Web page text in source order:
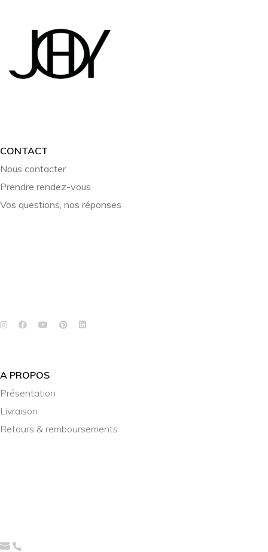
CONTACT
Nous contacter
Prendre rendez-vous
Vos questions, nos réponses
A PROPOS
Présentation
Livraison
Retours & remboursements